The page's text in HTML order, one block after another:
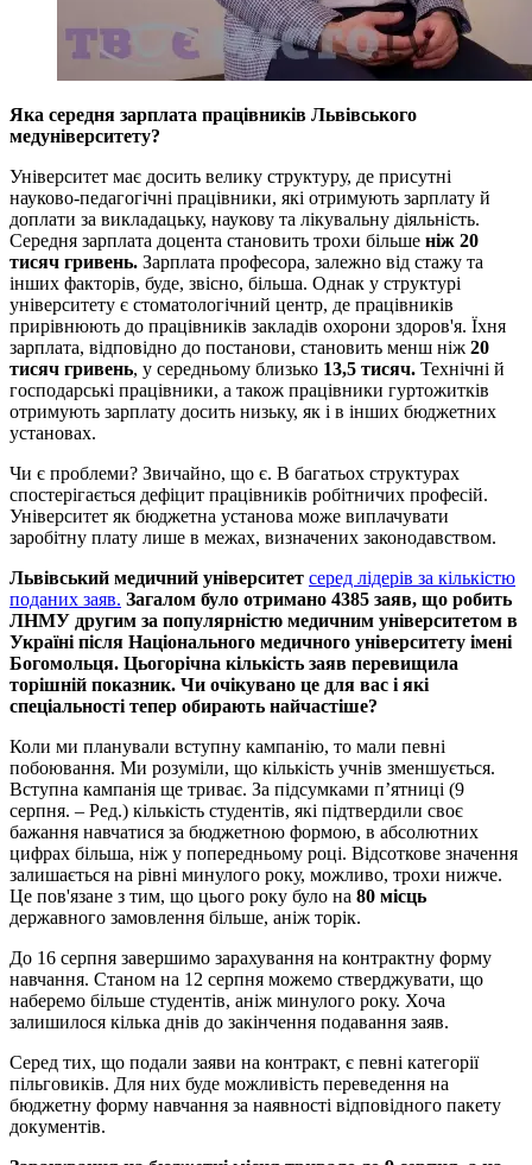
Яка середня зарплата працівників Львівського
медуніверситету?
Університет має досить велику структуру, де присутні
науково-педагогічні працівники, які отримують зарплату й
доплати за викладацьку, наукову та лікувальну діяльність.
Середня зарплата доцента становить трохи більше ніж 20
тисяч гривень. Зарплата професора, залежно від стажу та
інших факторів, буде, звісно, більша. Однак у структурі
університету є стоматологічний центр, де працівників
прирівнюють до працівників закладів охорони здоров'я. Їхня
зарплата, відповідно до постанови, становить менш ніж 20
тисяч гривень, у середньому близько 13,5 тисяч. Технічні й
господарські працівники, а також працівники гуртожитків
отримують зарплату досить низьку, як і в інших бюджетних
установах.
Чи є проблеми? Звичайно, що є. В багатьох структурах
спостерігається дефіцит працівників робітничих професій.
Університет як бюджетна установа може виплачувати
заробітну плату лише в межах, визначених законодавством.
Львівський медичний університет серед лідерів за кількістю
поданих заяв. Загалом було отримано 4385 заяв, що робить
ЛНМУ другим за популярністю медичним університетом в
Україні після Національного медичного університету імені
Богомольця. Цьогорічна кількість заяв перевищила
торішній показник. Чи очікувано це для вас і які
спеціальності тепер обирають найчастіше?
Коли ми планували вступну кампанію, то мали певні
побоювання. Ми розуміли, що кількість учнів зменшується.
Вступна кампанія ще триває. За підсумками п’ятниці (9
серпня. – Ред.) кількість студентів, які підтвердили своє
бажання навчатися за бюджетною формою, в абсолютних
цифрах більша, ніж у попередньому році. Відсоткове значення
залишається на рівні минулого року, можливо, трохи нижче.
Це пов'язане з тим, що цього року було на 80 місць
державного замовлення більше, аніж торік.
До 16 серпня завершимо зарахування на контрактну форму
навчання. Станом на 12 серпня можемо стверджувати, що
наберемо більше студентів, аніж минулого року. Хоча
залишилося кілька днів до закінчення подавання заяв.
Серед тих, що подали заяви на контракт, є певні категорії
пільговиків. Для них буде можливість переведення на
бюджетну форму навчання за наявності відповідного пакету
документів.